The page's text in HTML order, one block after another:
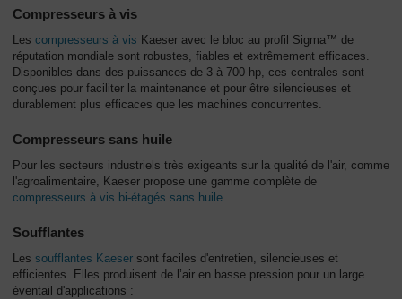
Compresseurs à vis
Les compresseurs à vis Kaeser avec le bloc au profil Sigma™ de
réputation mondiale sont robustes, fiables et extrêmement efficaces.
Disponibles dans des puissances de 3 à 700 hp, ces centrales sont
conçues pour faciliter la maintenance et pour être silencieuses et
durablement plus efficaces que les machines concurrentes.
Compresseurs sans huile
Pour les secteurs industriels très exigeants sur la qualité de l'air, comme
l'agroalimentaire, Kaeser propose une gamme complète de
compresseurs à vis bi-étagés sans huile.
Soufflantes
Les soufflantes Kaeser sont faciles d'entretien, silencieuses et
efficientes. Elles produisent de l’air en basse pression pour un large
éventail d'applications :